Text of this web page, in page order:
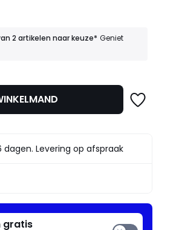
2 artikelen naar keuze* Geniet
Levering op afspraak
gratis